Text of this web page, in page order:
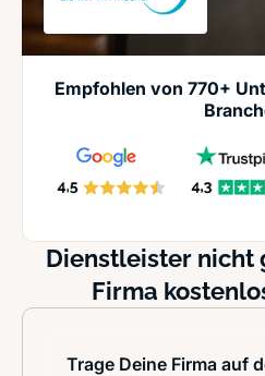
Empfohlen von 770+
Dienstleister nicht
Firma
Trage Deine Firma auf